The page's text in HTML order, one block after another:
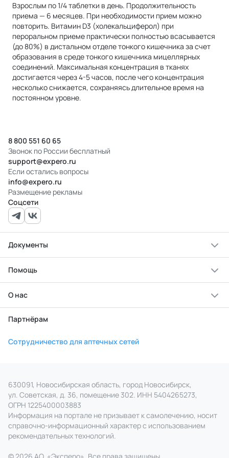
Взрослым по 1/4 таблетки в день. Продолжительность
приема — 6 месяцев. При необходимости прием можно
повторить. Витамин D3 (холекальциферол) при
пероральном приеме практически полностью всасывается
(до 80%) в дистальном отделе тонкого кишечника за счет
образования в среде тонкого кишечника мицеллярных
соединений. Максимальная концентрация в тканях
достигается через 4-5 часов, после чего концентрация
несколько снижается, сохраняясь длительное время на
постоянном уровне.
8 800 551 60 65
Звонок по России бесплатный
support@expero.ru
Если остались вопросы
info@expero.ru
Размещение рекламы
Соцсети
Документы
Помощь
О нас
Партнёрам
Сотрудничество для аптечных сетей
630091, Новосибирская область, город Новосибирск,
ул. Советская, д. 36, помещение 302. ИНН 5404265273,
ОГРН 1225400003883
Информация на портале не призывает к самолечению, носит
справочно‑информационный характер с использованием
рекомендательных технологий.